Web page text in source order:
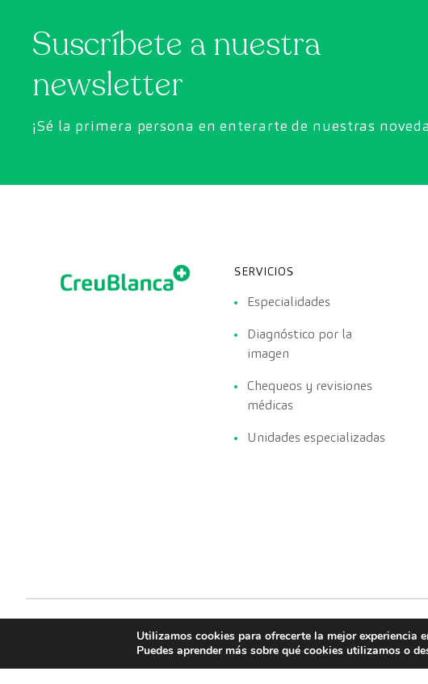
Suscríbete a nuestra
newsletter
¡Sé la primera persona en enterarte de nuestras
SERVICIOS
Especialidades
Diagnóstico por la
imagen
Chequeos y revisiones
médicas
Unidades especializadas
CreuBlanca © 2022 |Política de cookies Aviso legal Política
Utilizamos cookies para ofrecerte la mejor experiencia
Puedes aprender más sobre qué cookies utilizamos o